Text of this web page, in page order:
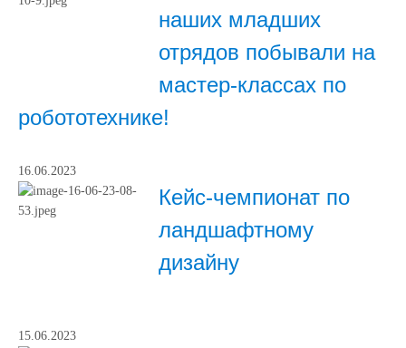
наших младших
отрядов побывали на
мастер-классах по
робототехнике!
16.06.2023
Кейс-чемпионат по
ландшафтному
дизайну
15.06.2023